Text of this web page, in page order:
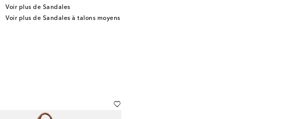
Voir plus de Sandales
Voir plus de Sandales à talons moyens